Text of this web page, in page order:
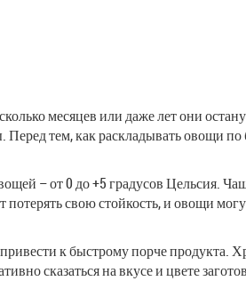
месяцев или даже лет они
тем, как раскладывать овощи по
– от 0 до +5 градусов Цельсия.
потерять свою стойкость, и овощи
к быстрому порче продукта.
сказаться на вкусе и цвете